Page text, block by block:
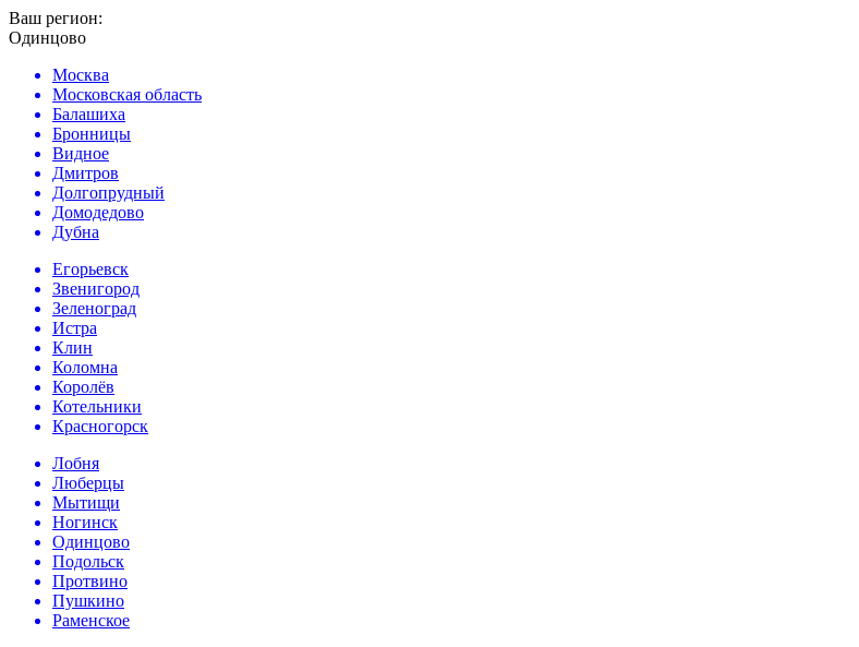
Ваш регион:
Одинцово
Москва
Московская область
Балашиха
Бронницы
Видное
Дмитров
Долгопрудный
Домодедово
Дубна
Егорьевск
Звенигород
Зеленоград
Истра
Клин
Коломна
Королёв
Котельники
Красногорск
Лобня
Люберцы
Мытищи
Ногинск
Одинцово
Подольск
Протвино
Пушкино
Раменское